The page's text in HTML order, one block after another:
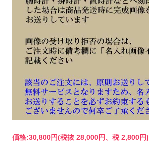
価格:30,800円(税抜 28,000円、税 2,800円)